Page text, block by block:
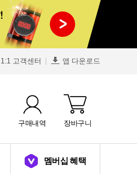
1:1 고객센터 앱 다운로드
구매내역 장바구니
멤버십 혜택